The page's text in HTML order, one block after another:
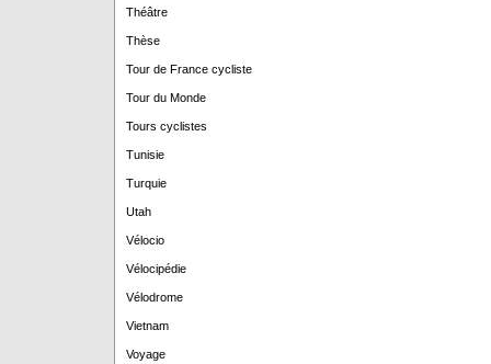
Théâtre
Thèse
Tour de France cycliste
Tour du Monde
Tours cyclistes
Tunisie
Turquie
Utah
Vélocio
Vélocipédie
Vélodrome
Vietnam
Voyage